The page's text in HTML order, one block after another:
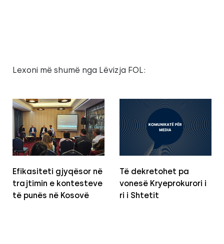
Lexoni më shumë nga Lëvizja FOL:
Efikasiteti gjyqësor në
trajtimin e kontesteve
të punës në Kosovë
Të dekretohet pa
vonesë Kryeprokurori i
ri i Shtetit